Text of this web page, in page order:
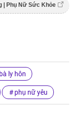
| Phụ Nữ Sức Khỏe
ly hôn
phụ nữ yêu